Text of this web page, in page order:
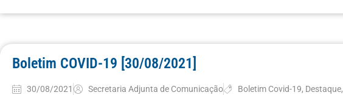
Boletim COVID-19 [30/08/2021]
30/08/2021 Secretaria Adjunta de Comunicação Boletim Covid-19, Destaque,